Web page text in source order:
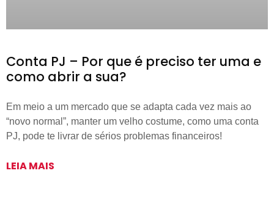
Conta PJ – Por que é preciso ter uma e
como abrir a sua?
Em meio a um mercado que se adapta cada vez mais ao
“novo normal”, manter um velho costume, como uma conta
PJ, pode te livrar de sérios problemas financeiros!
LEIA MAIS